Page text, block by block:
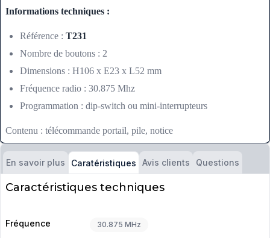
Informations techniques :
Référence : T231
Nombre de boutons : 2
Dimensions : H106 x E23 x L52 mm
Fréquence radio : 30.875 Mhz
Programmation : dip-switch ou mini-interrupteurs
Contenu : télécommande portail, pile, notice
En savoir plus Caratéristiques Avis clients Questions
Caractéristiques techniques
Fréquence 30.875 MHz